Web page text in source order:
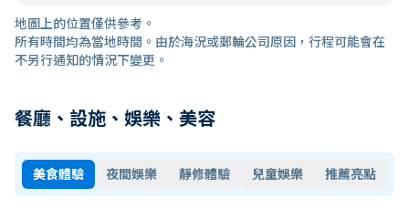
地圖上的位置僅供參考。
所有時間均為當地時間。由於海況或郵輪公司原因，行程可能會在
不另行通知的情況下變更。
餐廳、設施、娛樂、美容
美食體驗 夜間娛樂 靜修體驗 兒童娛樂 推薦亮點